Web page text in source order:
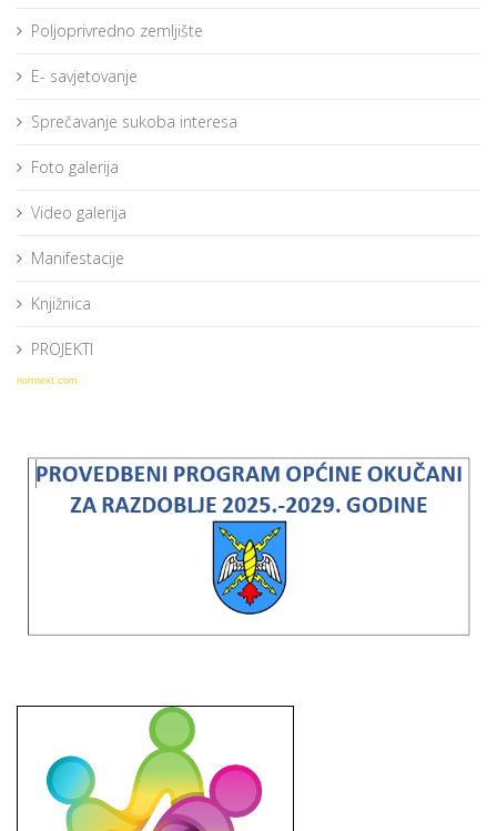
Poljoprivredno zemljište
E- savjetovanje
Sprečavanje sukoba interesa
Foto galerija
Video galerija
Manifestacije
Knjižnica
PROJEKTI
norrnext.com